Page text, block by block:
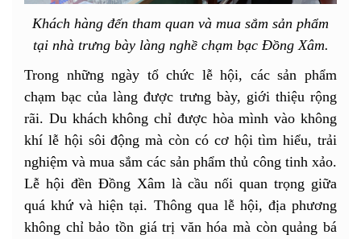
Khách hàng đến tham quan và mua sắm sản phẩm
tại nhà trưng bày làng nghề chạm bạc Đồng Xâm.
Trong những ngày tổ chức lễ hội, các sản phẩm
chạm bạc của làng được trưng bày, giới thiệu rộng
rãi. Du khách không chỉ được hòa mình vào không
khí lễ hội sôi động mà còn có cơ hội tìm hiểu, trải
nghiệm và mua sắm các sản phẩm thủ công tinh xảo.
Lễ hội đền Đồng Xâm là cầu nối quan trọng giữa
quá khứ và hiện tại. Thông qua lễ hội, địa phương
không chỉ bảo tồn giá trị văn hóa mà còn quảng bá